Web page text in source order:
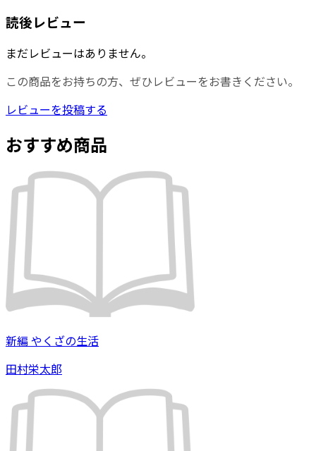
読後レビュー
まだレビューはありません。
この商品をお持ちの方、ぜひレビューをお書きください。
レビューを投稿する
おすすめ商品
新編 やくざの生活
田村栄太郎